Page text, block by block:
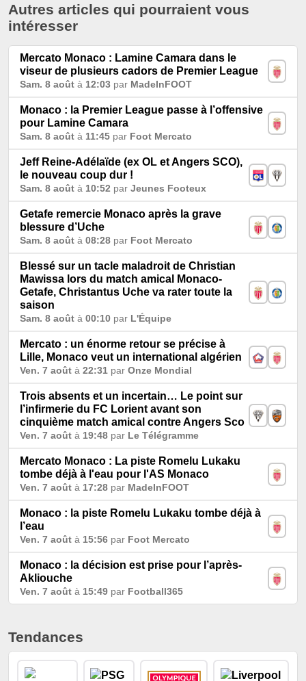
Autres articles qui pourraient vous
intéresser
Mercato Monaco : Lamine Camara dans le
viseur de plusieurs cadors de Premier League
Sam. 8 août à 12:03 par MadeInFOOT
Monaco : la Premier League passe à l’offensive
pour Lamine Camara
Sam. 8 août à 11:45 par Foot Mercato
Jeff Reine-Adélaïde (ex OL et Angers SCO),
le nouveau coup dur !
Sam. 8 août à 10:52 par Jeunes Footeux
Getafe remercie Monaco après la grave
blessure d’Uche
Sam. 8 août à 08:28 par Foot Mercato
Blessé sur un tacle maladroit de Christian
Mawissa lors du match amical Monaco-
Getafe, Christantus Uche va rater toute la
saison
Sam. 8 août à 00:10 par L'Équipe
Mercato : un énorme retour se précise à
Lille, Monaco veut un international algérien
Ven. 7 août à 22:31 par Onze Mondial
Trois absents et un incertain… Le point sur
l’infirmerie du FC Lorient avant son
cinquième match amical contre Angers Sco
Ven. 7 août à 19:48 par Le Télégramme
Mercato Monaco : La piste Romelu Lukaku
tombe déjà à l'eau pour l'AS Monaco
Ven. 7 août à 17:28 par MadeInFOOT
Monaco : la piste Romelu Lukaku tombe déjà à
l’eau
Ven. 7 août à 15:56 par Foot Mercato
Monaco : la décision est prise pour l’après-
Akliouche
Ven. 7 août à 15:49 par Football365
Tendances